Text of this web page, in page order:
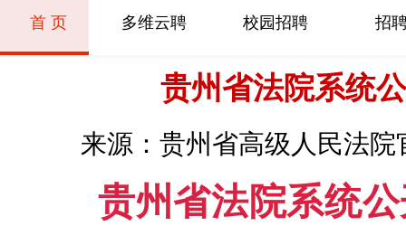
首 页 多维云聘 校园招聘 招
贵州省法院系统
来源：贵州省高级人民法
贵州省法院系统